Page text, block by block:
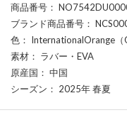
商品番号 ：
ブランド商品番号 ：
色 ： InternationalOrange（
素材 ： ラバー・EVA
原産国 ： 中国
シーズン ： 2025年 春夏